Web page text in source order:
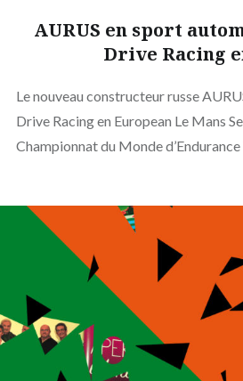
AURUS en sport
Drive Racing
Le nouveau constructeur russe
Drive Racing en European Le Mans
Championnat du Monde d’Endurance